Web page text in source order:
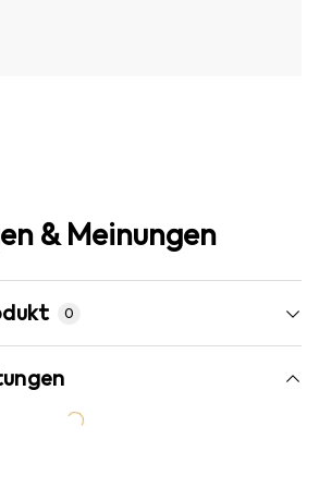
& Meinungen
0